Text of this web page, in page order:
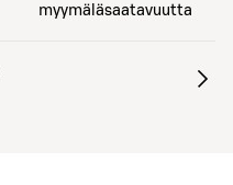
myymäläsaatavuutta